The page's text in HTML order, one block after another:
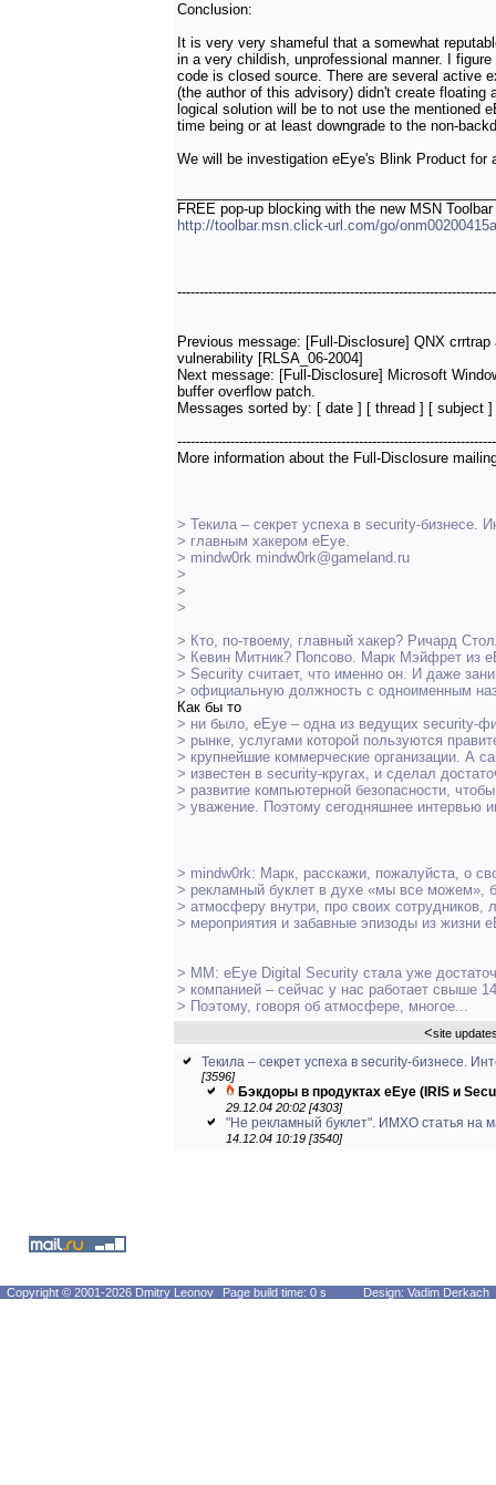
Conclusion:
It is very very shameful that a somewhat
in a very childish, unprofessional manner. I
code is closed source. There are several active
(the author of this advisory) didn't create floating
logical solution will be to not use the mentioned
time being or at least downgrade to the non-
We will be investigation eEye's Blink Product for
FREE pop-up blocking with the new MSN
http://toolbar.msn.click-url.com/go/
Previous message: [Full-Disclosure] QNX crrtrap
vulnerability [RLSA_06-2004]
Next message: [Full-Disclosure] Microsoft
buffer overflow patch.
Messages sorted by: [ date ] [ thread ] [ subject
More information about the Full-Disclosure
> Текила – секрет успеха в security-бизнесе.
> главным хакером eEye.
> mindw0rk mindw0rk@gameland.ru
>
>
>
> Кто, по-твоему, главный хакер? Ричард
> Кевин Митник? Попсово. Марк Мэйфрет из
> Security считает, что именно он. И даже
> официальную должность с одноименным
Как бы то
> ни было, eEye – одна из ведущих security-
> рынке, услугами которой пользуются
> крупнейшие коммерческие организации. А
> известен в security-кругах, и сделал
> развитие компьютерной безопасности,
> уважение. Поэтому сегодняшнее интервью
> mindw0rk: Марк, расскажи, пожалуйста, о
> рекламный буклет в духе «мы все можем»,
> атмосферу внутри, про своих сотрудников,
> мероприятия и забавные эпизоды из жизни
> ММ: eEye Digital Security стала уже
> компанией – сейчас у нас работает свыше
> Поэтому, говоря об атмосфере, многое...
<site
Текила – секрет успеха в security-бизнесе.
[3596]
Бэкдоры в продуктах eEye (IRIS и
29.12.04 20:02 [4303]
"Не рекламный буклет". ИМХО статья на
14.12.04 10:19 [3540]
Copyright © 2001-2026 Dmitry Leonov Page build time: 0 s Design: Vadim Derkach